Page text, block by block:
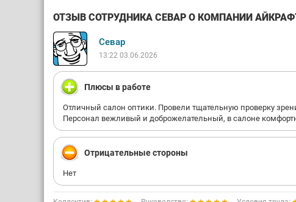
ОТЗЫВ СОТРУДНИКА СЕВАР О КОМПАНИИ
Севар
13:22 03.06.2026
Плюсы в работе
Отличный салон оптики. Провели тщательную проверку
Персонал вежливый и доброжелательный, в салоне
Отрицательные стороны
Нет